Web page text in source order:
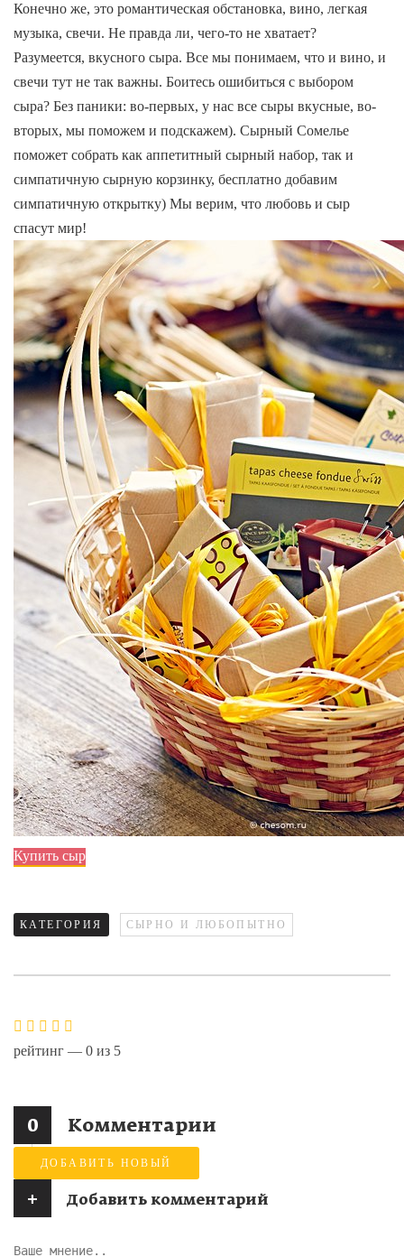
Конечно же, это романтическая обстановка, вино, легкая
музыка, свечи. Не правда ли, чего-то не хватает?
Разумеется, вкусного сыра. Все мы понимаем, что и вино, и
свечи тут не так важны. Боитесь ошибиться с выбором
сыра? Без паники: во-первых, у нас все сыры вкусные, во-
вторых, мы поможем и подскажем). Сырный Сомелье
поможет собрать как аппетитный сырный набор, так и
симпатичную сырную корзинку, бесплатно добавим
симпатичную открытку) Мы верим, что любовь и сыр
спасут мир!
Купить сыр
КАТЕГОРИЯ СЫРНО И ЛЮБОПЫТНО
рейтинг — 0 из 5
0 Комментарии
ДОБАВИТЬ НОВЫЙ
+ Добавить комментарий